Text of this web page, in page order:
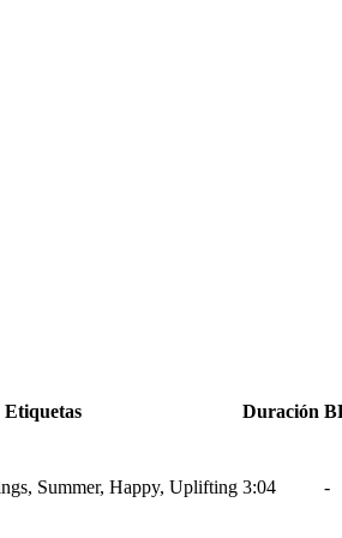
Etiquetas Duración
Summer, Happy, Uplifting 3:04 -